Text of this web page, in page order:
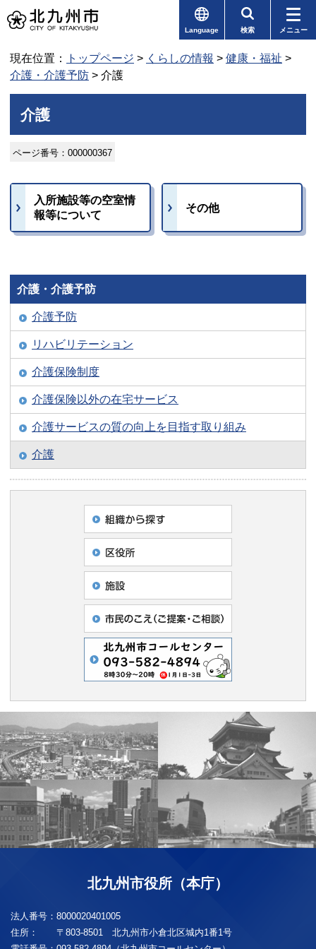
Language 検索 メニュー
現在位置： トップページ > くらしの情報 > 健康・福祉 >
介護・介護予防 > 介護
介護
ページ番号：000000367
入所施設等の空室情
報等について
その他
介護・介護予防
介護予防
リハビリテーション
介護保険制度
介護保険以外の在宅サービス
介護サービスの質の向上を目指す取り組み
介護
北九州市役所（本庁）
法人番号： 8000020401005
住所：
〒803-8501 北九州市小倉北区城内1番1号